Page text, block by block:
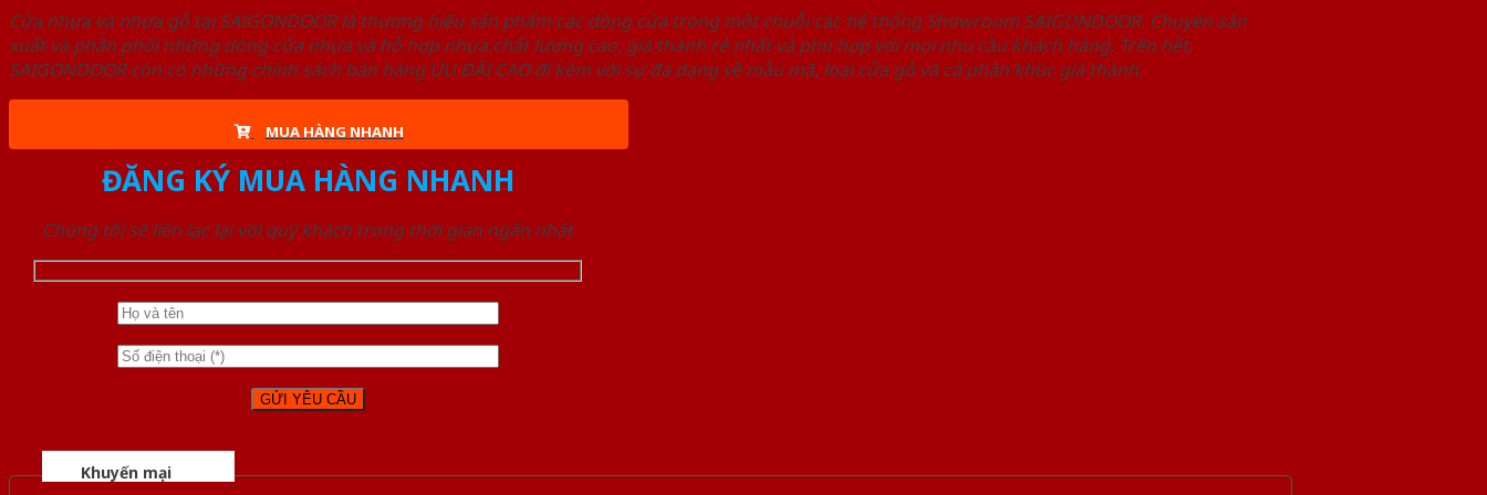
Cửa nhựa và nhựa gỗ tại SAIGONDOOR là thương hiệu sản phẩm các dòng cửa trong một chuỗi các hệ thống Showroom SAIGONDOOR. Chuyên sản
xuất và phân phối những dòng cửa nhựa và hỗ hợp nhựa chất lượng cao, giá thành rẻ nhất và phù hợp với mọi nhu cầu khách hàng. Trên hết,
SAIGONDOOR còn có những chính sách bán hàng ƯU ĐÃI CAO đi kèm với sự đa dạng về mẫu mã, loại cửa gỗ và cả phân khúc giá thành.
MUA HÀNG NHANH
ĐĂNG KÝ MUA HÀNG NHANH
Chúng tôi sẽ liên lạc lại với quý khách trong thời gian ngắn nhất
Khuyến mại